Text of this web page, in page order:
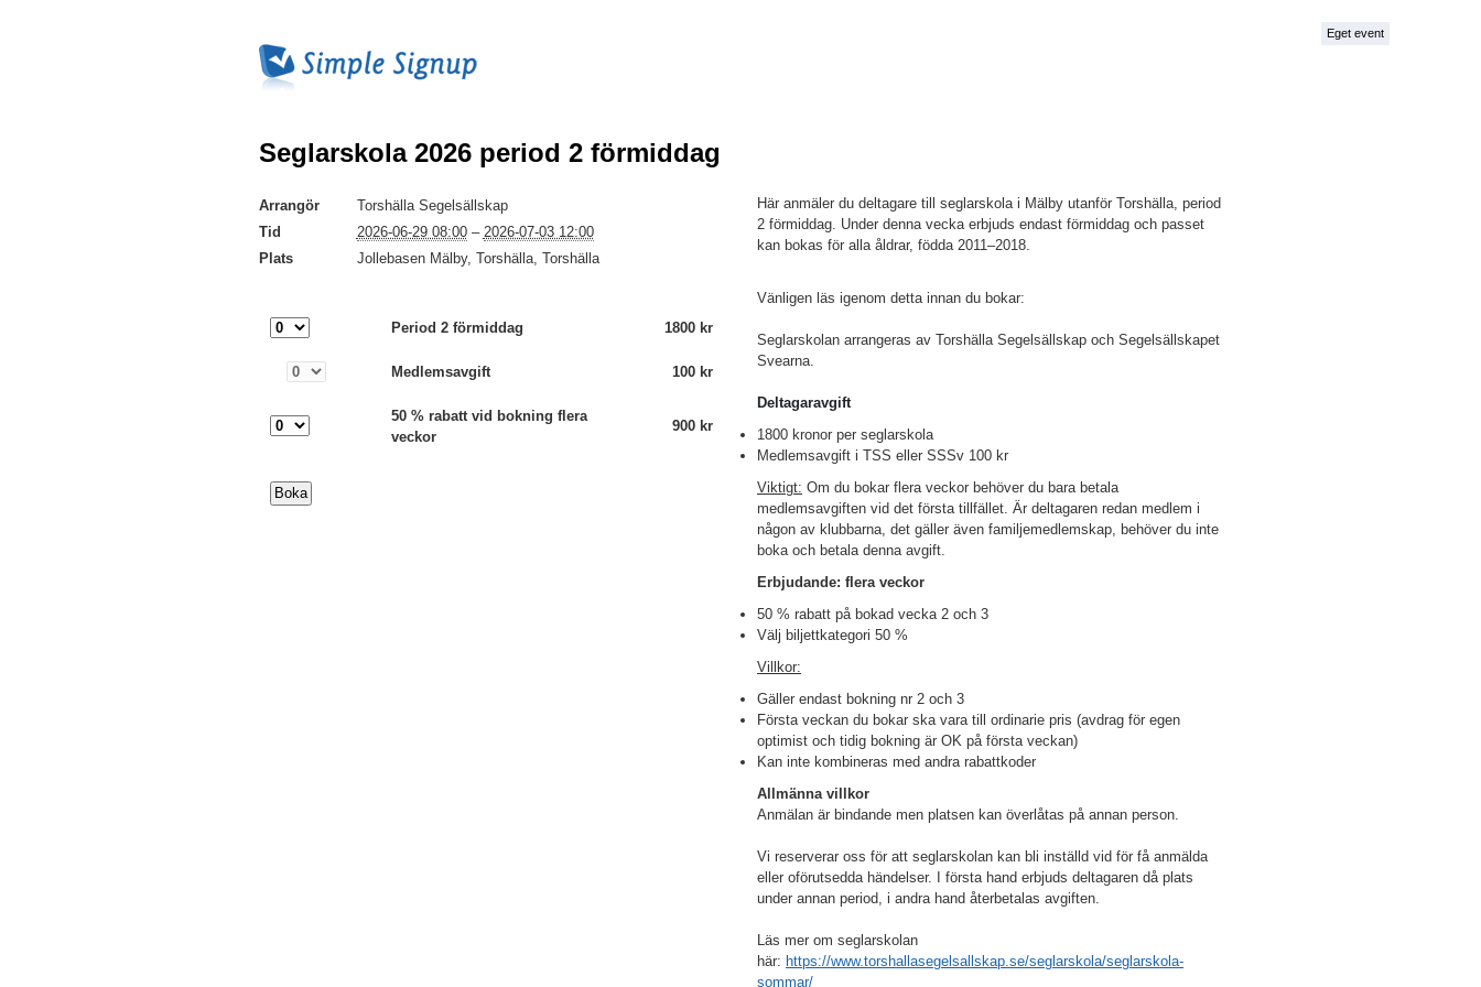
Eget event
Seglarskola 2026 period 2 förmiddag
Arrangör
Torshälla Segelsällskap
Tid
2026-06-29 08:00– 2026-07-03 12:00
Plats
Jollebasen Mälby, Torshälla, Torshälla
Period 2 förmiddag 1800 kr
Medlemsavgift 100 kr
50 % rabatt vid bokning flera
veckor
900 kr
Här anmäler du deltagare till seglarskola i Mälby utanför Torshälla, period
2 förmiddag. Under denna vecka erbjuds endast förmiddag och passet
kan bokas för alla åldrar, födda 2011–2018.
Vänligen läs igenom detta innan du bokar:
Seglarskolan arrangeras av Torshälla Segelsällskap och Segelsällskapet
Svearna.
Deltagaravgift
1800 kronor per seglarskola
Medlemsavgift i TSS eller SSSv 100 kr
Viktigt: Om du bokar flera veckor behöver du bara betala
medlemsavgiften vid det första tillfället. Är deltagaren redan medlem i
någon av klubbarna, det gäller även familjemedlemskap, behöver du inte
boka och betala denna avgift.
Erbjudande: flera veckor
50 % rabatt på bokad vecka 2 och 3
Välj biljettkategori 50 %
Villkor:
Gäller endast bokning nr 2 och 3
Första veckan du bokar ska vara till ordinarie pris (avdrag för egen
optimist och tidig bokning är OK på första veckan)
Kan inte kombineras med andra rabattkoder
Allmänna villkor
Anmälan är bindande men platsen kan överlåtas på annan person.
Vi reserverar oss för att seglarskolan kan bli inställd vid för få anmälda
eller oförutsedda händelser. I första hand erbjuds deltagaren då plats
under annan period, i andra hand återbetalas avgiften.
Läs mer om seglarskolan
här: https://www.torshallasegelsallskap.se/seglarskola/seglarskola-
sommar/